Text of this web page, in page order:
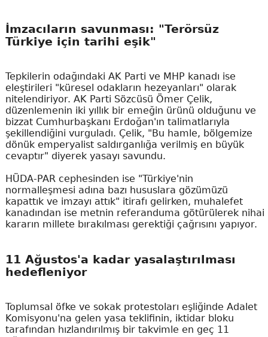
İmzacıların savunması: "Terörsüz
Türkiye için tarihi eşik"
Tepkilerin odağındaki AK Parti ve MHP kanadı ise
eleştirileri "küresel odakların hezeyanları" olarak
nitelendiriyor. AK Parti Sözcüsü Ömer Çelik,
düzenlemenin iki yıllık bir emeğin ürünü olduğunu ve
bizzat Cumhurbaşkanı Erdoğan'ın talimatlarıyla
şekillendiğini vurguladı. Çelik, "Bu hamle, bölgemize
dönük emperyalist saldırganlığa verilmiş en büyük
cevaptır" diyerek yasayı savundu.
HÜDA-PAR cephesinden ise "Türkiye'nin
normalleşmesi adına bazı hususlara gözümüzü
kapattık ve imzayı attık" itirafı gelirken, muhalefet
kanadından ise metnin referanduma götürülerek nihai
kararın millete bırakılması gerektiği çağrısını yapıyor.
11 Ağustos'a kadar yasalaştırılması
hedefleniyor
Toplumsal öfke ve sokak protestoları eşliğinde Adalet
Komisyonu'na gelen yasa teklifinin, iktidar bloku
tarafından hızlandırılmış bir takvimle en geç 11